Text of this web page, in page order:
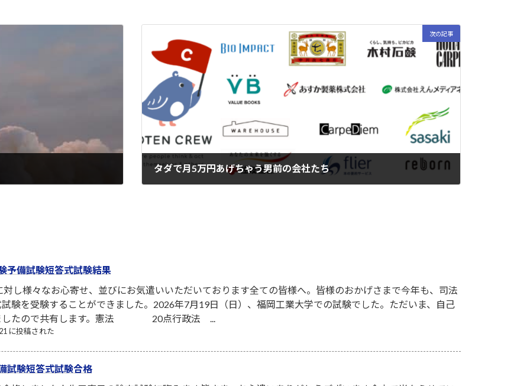
次の記事
タダで月5万円あげちゃう男前の会社たち
備試験短答式試験結果
対し様々なお心寄せ、並びにお気遣いいただいております全ての皆様へ。皆様のおかげさまで今年も、司法
験を受験することができました。2026年7月19日（日）、福岡工業大学での試験でした。ただいま、自己
したので共有します。憲法 20点行政法 ...
に投稿された
試験短答式試験合格